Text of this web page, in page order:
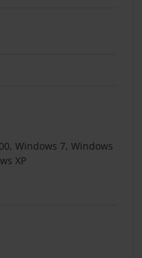
Windows 7, Windows
XP